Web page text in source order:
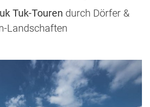
Tuk-Touren durch Dörfer &
Landschaften